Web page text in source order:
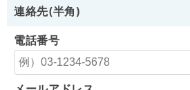
連絡先(半角)
電話番号